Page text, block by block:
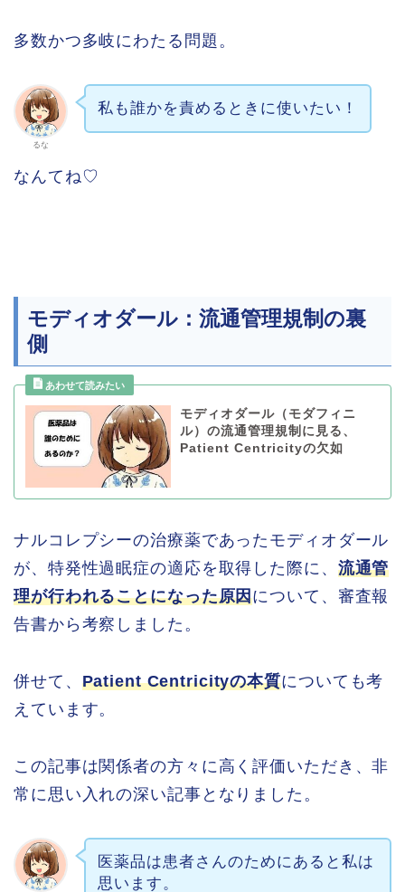
多数かつ多岐にわたる問題。
るな
私も誰かを責めるときに使いたい！
なんてね♡
モディオダール：流通管理規制の裏
側
モディオダール（モダフィニ
ル）の流通管理規制に見る、
Patient Centricityの欠如
ナルコレプシーの治療薬であったモディオダール
が、特発性過眠症の適応を取得した際に、 流通管
理が行われることになった原因について、審査報
告書から考察しました。
併せて、 Patient Centricityの本質についても考
えています。
この記事は関係者の方々に高く評価いただき、非
常に思い入れの深い記事となりました。
医薬品は患者さんのためにあると私は
思います。